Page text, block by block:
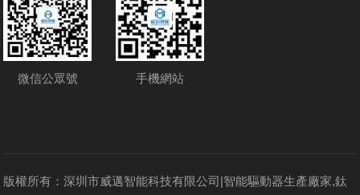
微信公眾號 手機網站
版權所有：深圳市威邁智能科技有限公司|智能驅動器生產廠家,鈦